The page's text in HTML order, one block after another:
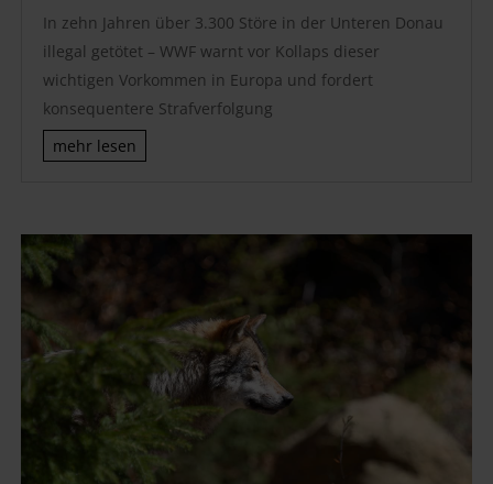
In zehn Jahren über 3.300 Störe in der Unteren Donau
illegal getötet – WWF warnt vor Kollaps dieser
wichtigen Vorkommen in Europa und fordert
konsequentere Strafverfolgung
mehr lesen